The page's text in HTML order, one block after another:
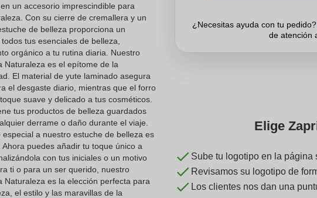
un accesorio imprescindible para
Con su cierre de cremallera y un
de belleza proporciona un
tus esenciales de belleza,
orgánico a tu rutina diaria. Nuestro
Naturaleza es el epítome de la
El material de yute laminado asegura
el desgaste diario, mientras que el forro
suave y delicado a tus cosméticos.
tus productos de belleza guardados
derrame o daño durante el viaje.
a nuestro estuche de belleza es
puedes añadir tu toque único a
con tus iniciales o un motivo
ti o para un ser querido, nuestro
Naturaleza es la elección perfecta para
el estilo y las maravillas de la
¿Necesitas ayuda con tu pedido?
de atención
Elige
Sube tu logotipo en la página
Revisamos su logotipo de
Los clientes nos dan una